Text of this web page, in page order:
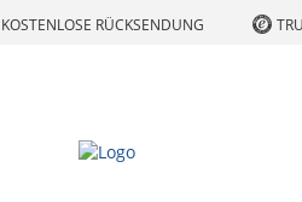
KOSTENLOSE RÜCKSENDUNG